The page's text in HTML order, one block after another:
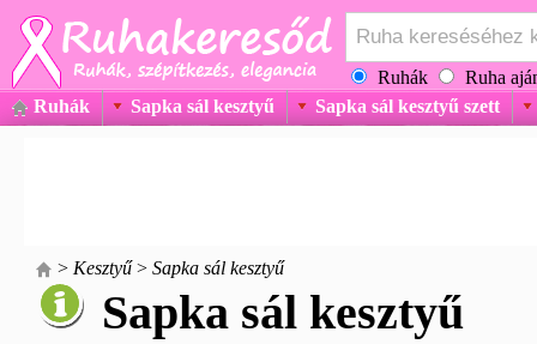
Ruhák
Ruha
Ruhák
Sapka sál kesztyű Sapka sál kesztyű szett
> Kesztyű> Sapka sál kesztyű
Sapka sál kesztyű